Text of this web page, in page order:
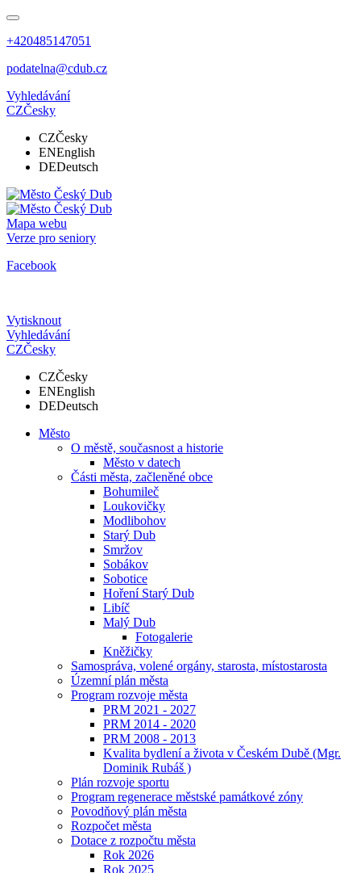
+420485147051
podatelna@cdub.cz
Vyhledávání
CZČesky
CZČesky
ENEnglish
DEDeutsch
Mapa webu
Verze pro seniory
Facebook
Vytisknout
Vyhledávání
CZČesky
CZČesky
ENEnglish
DEDeutsch
Město
O městě, současnost a historie
Město v datech
Části města, začleněné obce
Bohumileč
Loukovičky
Modlibohov
Starý Dub
Smržov
Sobákov
Sobotice
Hoření Starý Dub
Libíč
Malý Dub
Fotogalerie
Kněžičky
Samospráva, volené orgány, starosta, místostarosta
Územní plán města
Program rozvoje města
PRM 2021 - 2027
PRM 2014 - 2020
PRM 2008 - 2013
Kvalita bydlení a života v Českém Dubě (Mgr.
Dominik Rubáš )
Plán rozvoje sportu
Program regenerace městské památkové zóny
Povodňový plán města
Rozpočet města
Dotace z rozpočtu města
Rok 2026
Rok 2025